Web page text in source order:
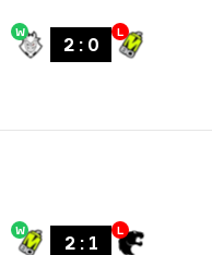
W
2: 0
L
W
2: 1
L